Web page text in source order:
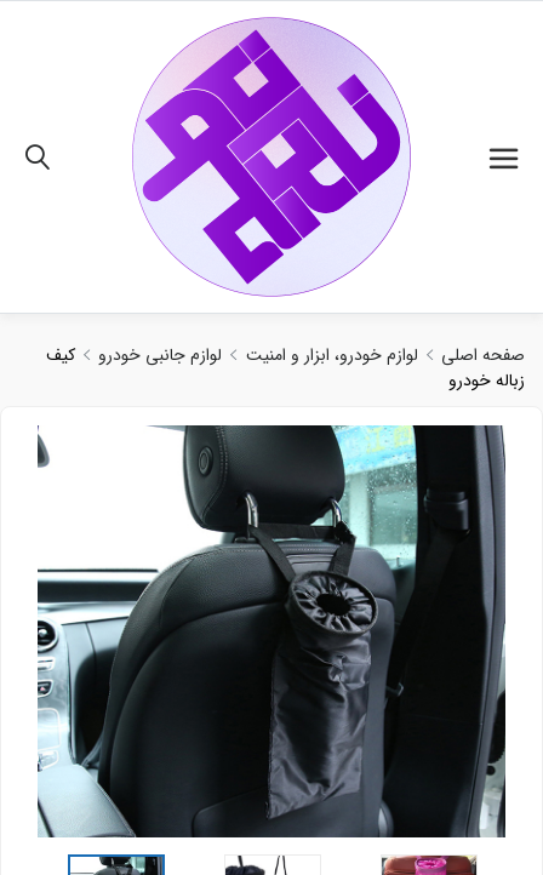
صفحه اصلی لوازم خودرو، ابزار و امنیت لوازم جانبی خودرو
کیف
زباله خودرو